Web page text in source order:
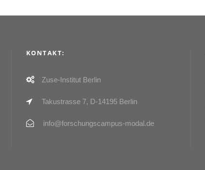
KONTAKT:
Zuse-Institut Berlin
Takustrasse 7, D-14195 Berlin
info@forschungscampus-modal.de